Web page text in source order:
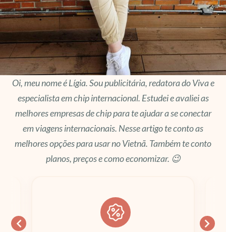
Oi, meu nome é Lígia. Sou publicitária, redatora do Viva e
especialista em chip internacional. Estudei e avaliei as
melhores empresas de chip para te ajudar a se conectar
em viagens internacionais. Nesse artigo te conto as
melhores opções para usar no Vietnã. Também te conto
planos, preços e como economizar. 😉